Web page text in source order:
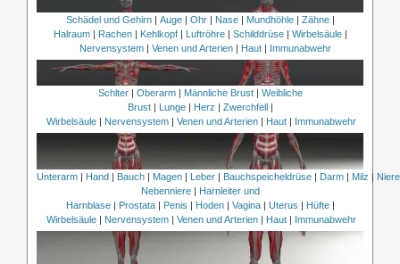
Schädel und Gehirn| Auge| Ohr| Nase| Mundhöhle| Zähne|
Halraum| Rachen| Kehlkopf| Luftröhre| Schilddrüse| Wirbelsäule|
Nervensystem | Venen und Arterien | Haut | Immunabwehr
Schlter| Oberarm| Männliche Brust| Weibliche
Brust| Lunge| Herz | Zwerchfell|
Wirbelsäule | Nervensystem | Venen und Arterien | Haut | Immunabwehr
Unterarm| Hand| Bauch| Magen| Leber| Bauchspeicheldrüse| Darm| Milz |
Nebenniere| Harnleiter und
Harnblase| Prostata| Penis | Hoden| Vagina| Uterus | Hüfte|
Wirbelsäule | Nervensystem | Venen und Arterien | Haut | Immunabwehr